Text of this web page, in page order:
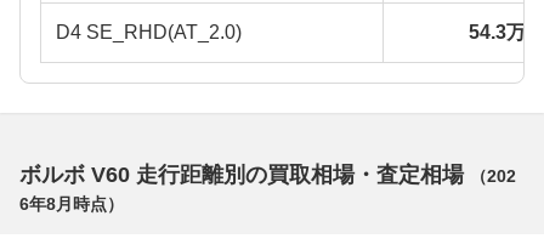
D4 SE_RHD(AT_2.0) 54.3万
ボルボ V60 走行距離別の買取相場・査定相場 （202
6年8月 時点）